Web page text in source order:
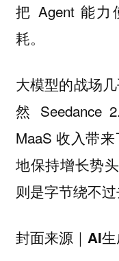
把 Agent 能力
耗。
大模型的战场
然 Seedance
MaaS 收入带
地保持增长势
则是字节绕不过
封面来源｜AI